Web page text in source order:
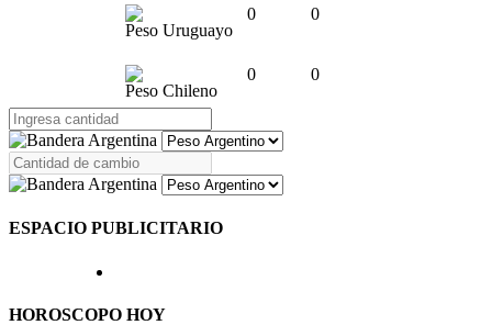
Peso Uruguayo
0 0
Peso Chileno
0 0
ESPACIO PUBLICITARIO
HOROSCOPO HOY